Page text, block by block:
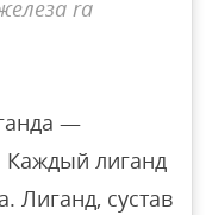
ra
—
Каждый лиганд
Лиганд, сустав